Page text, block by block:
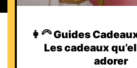
👩‍🦳 Guides
Les cadeaux
adorer